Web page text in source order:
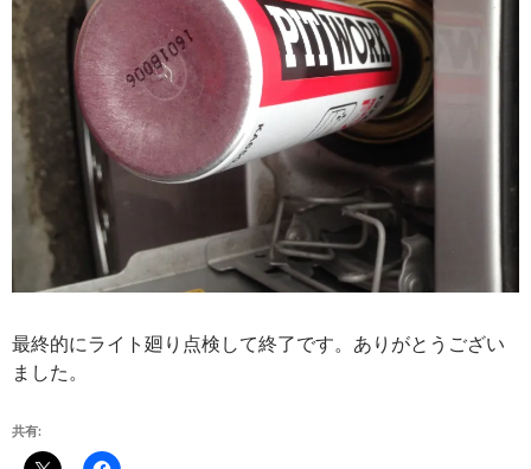
最終的にライト廻り点検して終了です。ありがとうござい
ました。
共有: